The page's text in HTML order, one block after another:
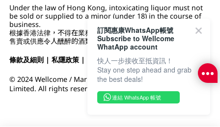
Under the law of Hong Kong, intoxicating liquor must not
be sold or supplied to a minor (under 18) in the course of
business.
根據香港法律，不得在業務過程中，向未成年人 (18 歲以下人士)
售賣或供應令人醺醉的酒類。
條款及細則 |私隱政策 | DFI零售集團
© 2024 Wellcome / Market Place. The Dairy Farm Company
Limited. All rights reserved.
訂閱惠康WhatsApp帳號
Subscribe to Wellcome
WhatApp account
快人一步接收至抵資訊！
Stay one step ahead and grab
the best deals!
連結 WhatsApp 帳號